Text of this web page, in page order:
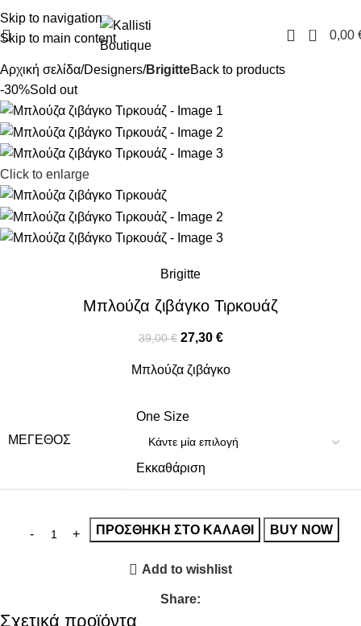
Skip to navigation
Skip to main content
0 0,00
Αρχική σελίδα Designers BrigitteBack to products
-30%Sold out
Click to enlarge
Brigitte
Μπλούζα ζιβάγκο Τιρκουάζ
39,00€ 27,30 €
Μπλούζα ζιβάγκο
ΜΈΓΕΘΟΣ
One Size
Εκκαθάριση
ΠΡΟΣΘΉΚΗ ΣΤΟ ΚΑΛΆΘΙ BUY NOW
Add to wishlist
Share:
Σχετικά προϊόντα